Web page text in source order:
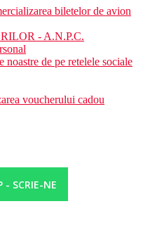
biletelor de avion
- A.N.P.C.
de pe retelele sociale
voucherului cadou
- SCRIE-NE